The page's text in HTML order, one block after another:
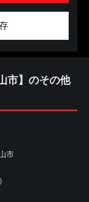
市】のその他
市